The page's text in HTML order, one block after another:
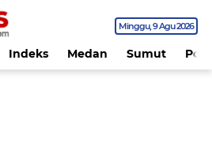
Minggu 9 Agu 2026
Indeks Medan Sumut